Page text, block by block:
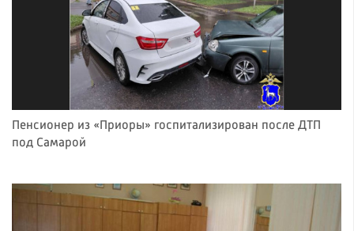
Пенсионер из «Приоры» госпитализирован после ДТП
под Самарой